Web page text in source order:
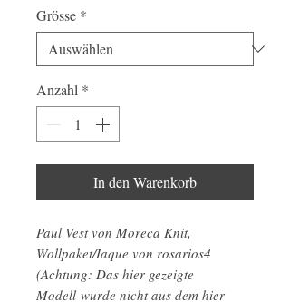
Grösse *
Anzahl *
In den Warenkorb
Paul Vestvon Moreca Knit,
Wollpaket/Iaque von rosarios4
(Achtung: Das hier gezeigte
Modell wurde nicht aus dem hier